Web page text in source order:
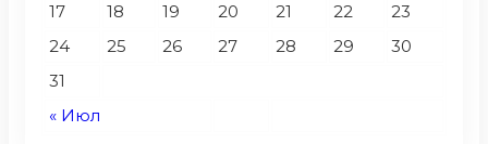
« Июл
17
18 19 20 21 22
23
24
25 26 27 28 29
30
31